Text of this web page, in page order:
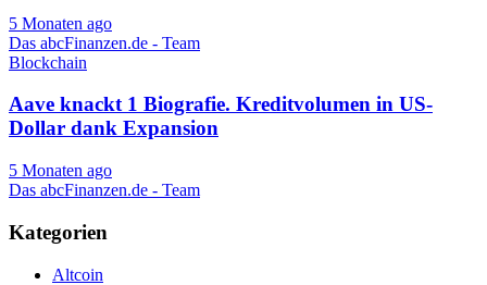
5 Monaten ago
Das abcFinanzen.de - Team
Blockchain
Aave knackt 1 Biografie. Kreditvolumen in US-
Dollar dank Expansion
5 Monaten ago
Das abcFinanzen.de - Team
Kategorien
Altcoin